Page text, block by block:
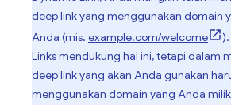
deep link yang menggunakan domain
Anda (mis. example.com/welcome
Links mendukung hal ini, tetapi dalam
deep link yang akan Anda gunakan
menggunakan domain yang Anda